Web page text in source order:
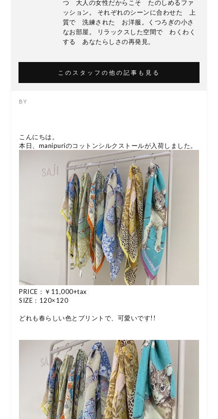
つ 大人の女性だからこそ たのしめるファ
ッション。 それぞれのシーンに合わせた 上
質で 洗練された お洋服。くつろぎの小さ
なお部屋。 リラックスした空間で わくわく
する あなたらしさの再発見。
このスタッフの他の記事も見る
こんにちは。
本日、manipuriのコットンシルクストールが入荷しました。
PRICE：￥11,000+tax
SIZE：120×120
どれも春らしい色とプリントで、可愛いです!!